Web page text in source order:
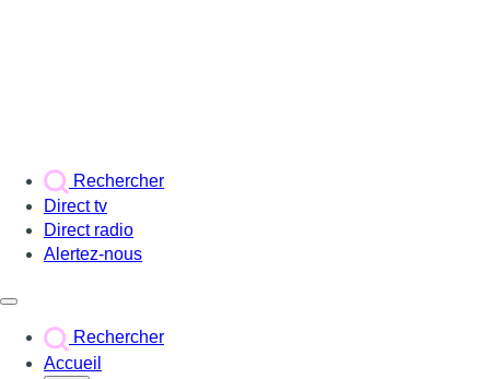
Rechercher
Direct tv
Direct radio
Alertez-nous
Rechercher
Accueil